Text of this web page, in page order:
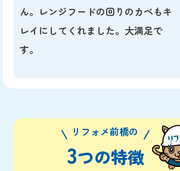
ん。レンジフードの回りのカベもキ
レイにしてくれました。大満足で
す。
リフォメ前橋の
3つの特徴